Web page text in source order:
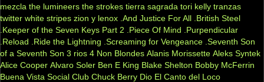
mezcla the lumineers the strokes tierra sagrada tori kelly tranzas
twitter white stripes zion y lenox .And Justice For All .British Steel
.Keeper of the Seven Keys Part 2
.Piece Of Mind
.Purpendicular
.Reload
.Ride the Lightning .Screaming for Vengeance .Seventh Son
of a Seventh Son 3 rios 4 Non Blondes Alanis Morissette Aleks Syntek
Alice Cooper Alvaro Soler Ben E King Blake Shelton Bobby McFerrin
Buena Vista Social Club Chuck Berry Dio El Canto del Loco